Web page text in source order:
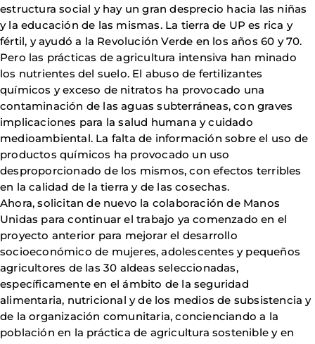
estructura social y hay un gran desprecio hacia las niñas
y la educación de las mismas. La tierra de UP es rica y
fértil, y ayudó a la Revolución Verde en los años 60 y 70.
Pero las prácticas de agricultura intensiva han minado
los nutrientes del suelo. El abuso de fertilizantes
químicos y exceso de nitratos ha provocado una
contaminación de las aguas subterráneas, con graves
implicaciones para la salud humana y cuidado
medioambiental. La falta de información sobre el uso de
productos químicos ha provocado un uso
desproporcionado de los mismos, con efectos terribles
en la calidad de la tierra y de las cosechas.
Ahora, solicitan de nuevo la colaboración de Manos
Unidas para continuar el trabajo ya comenzado en el
proyecto anterior para mejorar el desarrollo
socioeconómico de mujeres, adolescentes y pequeños
agricultores de las 30 aldeas seleccionadas,
específicamente en el ámbito de la seguridad
alimentaria, nutricional y de los medios de subsistencia y
de la organización comunitaria, concienciando a la
población en la práctica de agricultura sostenible y en